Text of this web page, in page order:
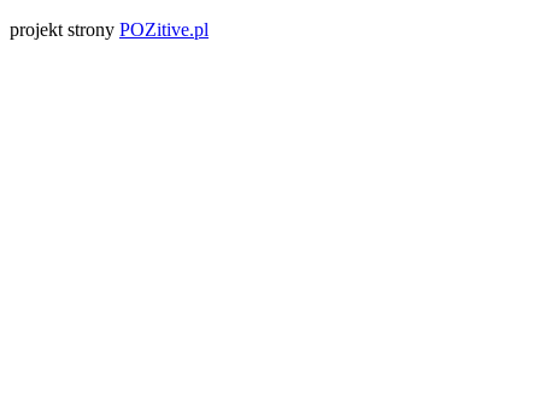
projekt strony POZitive.pl